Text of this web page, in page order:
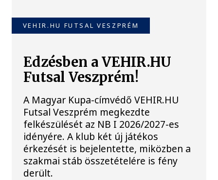
VEHIR.HU FUTSAL VESZPRÉM
Edzésben a VEHIR.HU
Futsal Veszprém!
A Magyar Kupa-címvédő VEHIR.HU
Futsal Veszprém megkezdte
felkészülését az NB I 2026/2027-es
idényére. A klub két új játékos
érkezését is bejelentette, miközben a
szakmai stáb összetételére is fény
derült.